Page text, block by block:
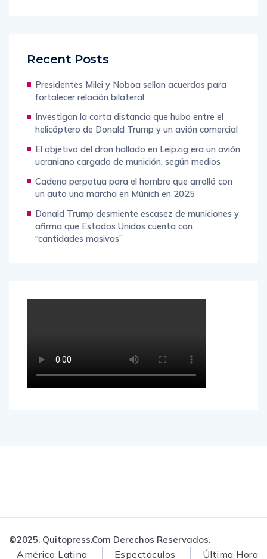
Recent Posts
Presidentes Milei y Noboa sellan acuerdos para
fortalecer relación bilateral
Investigan la corta distancia que hubo entre el
helicóptero de Donald Trump y un avión comercial
El objetivo del dron hallado en Leipzig era un avión
ucraniano cargado de munición, según medios
Cadena perpetua para el hombre que arrolló con
un auto una marcha en Múnich en 2025
Donald Trump desmiente escasez de municiones y
afirma que Estados Unidos cuenta con
“cantidades masivas”
©2025, Quitopress.com Derechos Reservados.
América Latina Espectáculos Última Hora